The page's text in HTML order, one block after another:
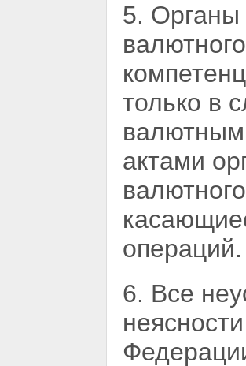
5. Органы
только в
валютным
актами
операций.
6. Все